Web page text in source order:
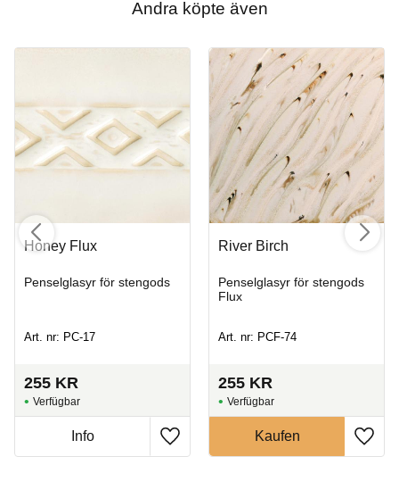
Andra köpte även
Honey Flux
Penselglasyr för stengods
Art. nr: PC-17
255 KR
River Birch
Penselglasyr för stengods
Flux
Art. nr: PCF-74
255 KR